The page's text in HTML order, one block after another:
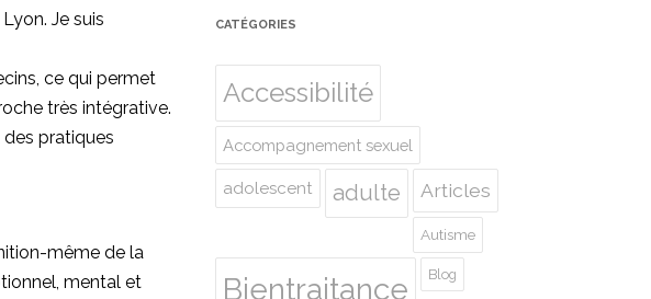
Je suis
ce qui permet
très intégrative.
des pratiques
même de la
mental et
CATÉGORIES
Accessibilité
Accompagnement sexuel
adolescent adulte Articles
Autisme
Bientraitance Blog